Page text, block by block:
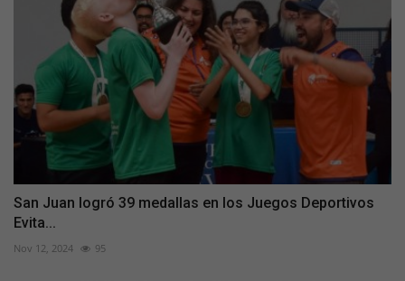
San Juan logró 39 medallas en los Juegos Deportivos
Evita...
Nov 12, 2024 95